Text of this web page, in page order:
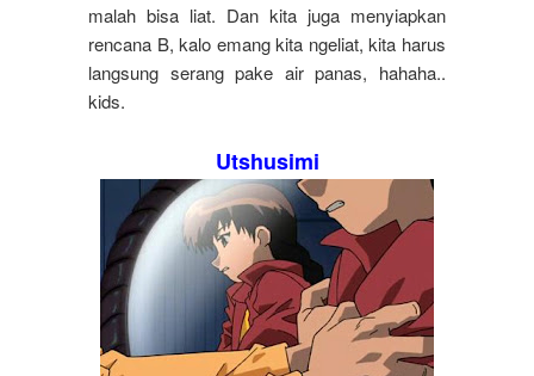
malah bisa liat. Dan kita juga menyiapkan
rencana B, kalo emang kita ngeliat, kita harus
langsung serang pake air panas, hahaha..
kids.
Utshusimi